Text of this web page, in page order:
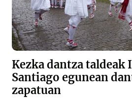
Kezka dantza taldeak
Santiago egunean
zapatuan